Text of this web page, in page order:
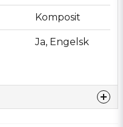
Komposit
Ja, Engelsk